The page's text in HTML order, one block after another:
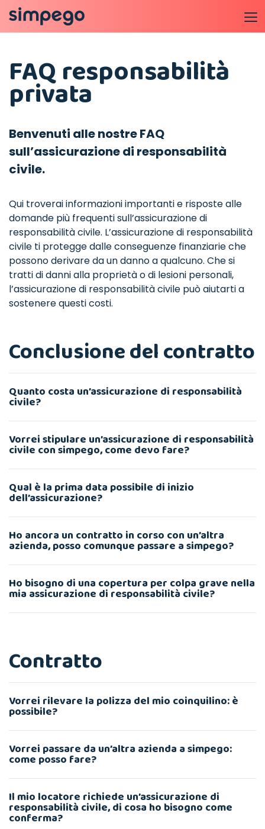
FAQ responsabilità
privata
Benvenuti alle nostre FAQ
sull’assicurazione di responsabilità
civile.
Qui troverai informazioni importanti e risposte alle
domande più frequenti sull’assicurazione di
responsabilità civile. L’assicurazione di responsabilità
civile ti protegge dalle conseguenze finanziarie che
possono derivare da un danno a qualcuno. Che si
tratti di danni alla proprietà o di lesioni personali,
l’assicurazione di responsabilità civile può aiutarti a
sostenere questi costi.
Conclusione del contratto
Quanto costa un’assicurazione di responsabilità
civile?
Vorrei stipulare un’assicurazione di responsabilità
civile con simpego, come devo fare?
Qual è la prima data possibile di inizio
dell’assicurazione?
Ho ancora un contratto in corso con un’altra
azienda, posso comunque passare a simpego?
Ho bisogno di una copertura per colpa grave nella
mia assicurazione di responsabilità civile?
Contratto
Vorrei rilevare la polizza del mio coinquilino: è
possibile?
Vorrei passare da un’altra azienda a simpego:
come posso fare?
Il mio locatore richiede un’assicurazione di
responsabilità civile, di cosa ho bisogno come
conferma?